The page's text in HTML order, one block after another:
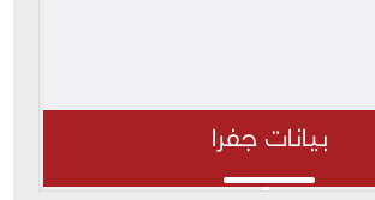
بيانات جفرا